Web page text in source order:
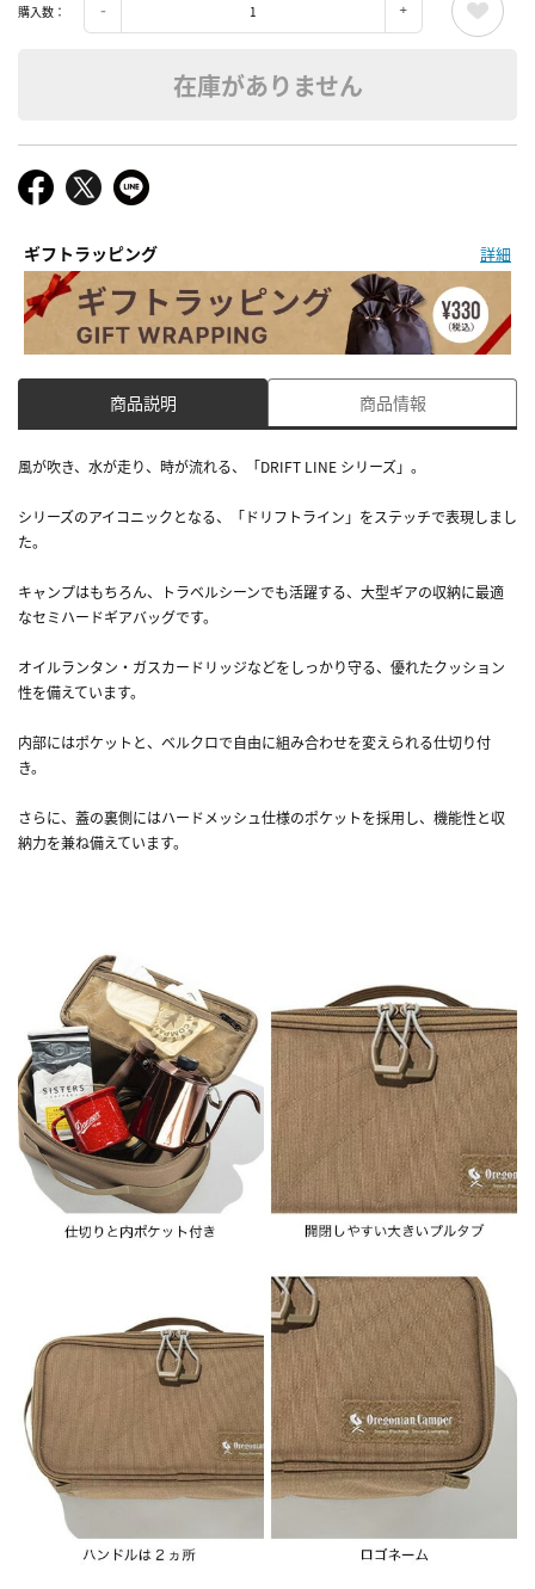
購入数：
在庫がありません
ギフトラッピング 詳細
商品説明 商品情報
風が吹き、水が走り、時が流れる、「DRIFT LINE シリーズ」。
シリーズのアイコニックとなる、「ドリフトライン」をステッチで表現しまし
た。
キャンプはもちろん、トラベルシーンでも活躍する、大型ギアの収納に最適
なセミハードギアバッグです。
オイルランタン・ガスカードリッジなどをしっかり守る、優れたクッション
性を備えています。
内部にはポケットと、ベルクロで自由に組み合わせを変えられる仕切り付
き。
さらに、蓋の裏側にはハードメッシュ仕様のポケットを採用し、機能性と収
納力を兼ね備えています。